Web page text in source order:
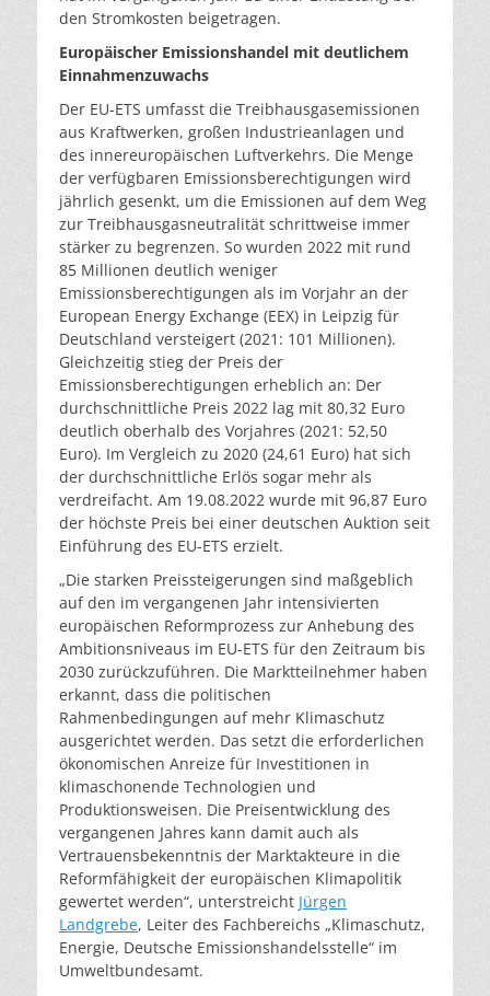
den Stromkosten beigetragen.
Europäischer Emissionshandel mit deutlichem
Einnahmenzuwachs
Der EU-ETS umfasst die Treibhausgasemissionen
aus Kraftwerken, großen Industrieanlagen und
des innereuropäischen Luftverkehrs. Die Menge
der verfügbaren Emissionsberechtigungen wird
jährlich gesenkt, um die Emissionen auf dem Weg
zur Treibhausgasneutralität schrittweise immer
stärker zu begrenzen. So wurden 2022 mit rund
85 Millionen deutlich weniger
Emissionsberechtigungen als im Vorjahr an der
European Energy Exchange (EEX) in Leipzig für
Deutschland versteigert (2021: 101 Millionen).
Gleichzeitig stieg der Preis der
Emissionsberechtigungen erheblich an: Der
durchschnittliche Preis 2022 lag mit 80,32 Euro
deutlich oberhalb des Vorjahres (2021: 52,50
Euro). Im Vergleich zu 2020 (24,61 Euro) hat sich
der durchschnittliche Erlös sogar mehr als
verdreifacht. Am 19.08.2022 wurde mit 96,87 Euro
der höchste Preis bei einer deutschen Auktion seit
Einführung des EU-ETS erzielt.
„Die starken Preissteigerungen sind maßgeblich
auf den im vergangenen Jahr intensivierten
europäischen Reformprozess zur Anhebung des
Ambitionsniveaus im EU-ETS für den Zeitraum bis
2030 zurückzuführen. Die Marktteilnehmer haben
erkannt, dass die politischen
Rahmenbedingungen auf mehr Klimaschutz
ausgerichtet werden. Das setzt die erforderlichen
ökonomischen Anreize für Investitionen in
klimaschonende Technologien und
Produktionsweisen. Die Preisentwicklung des
vergangenen Jahres kann damit auch als
Vertrauensbekenntnis der Marktakteure in die
Reformfähigkeit der europäischen Klimapolitik
gewertet werden“, unterstreicht Jürgen
Landgrebe, Leiter des Fachbereichs „Klimaschutz,
Energie, Deutsche Emissionshandelsstelle“ im
Umweltbundesamt.